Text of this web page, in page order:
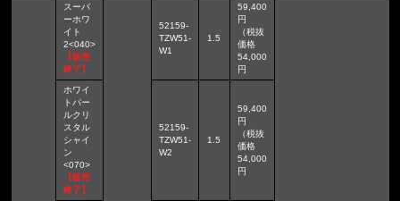
スーパ
ーホワ
イト
2<040>
【販売
終了】
52159-
TZW51-
W1
1.5
59,400
円
（税抜
価格
54,000
円
ホワイ
トパー
ルクリ
スタル
シャイ
ン
<070>
【販売
終了】
52159-
TZW51-
W2
1.5
59,400
円
（税抜
価格
54,000
円